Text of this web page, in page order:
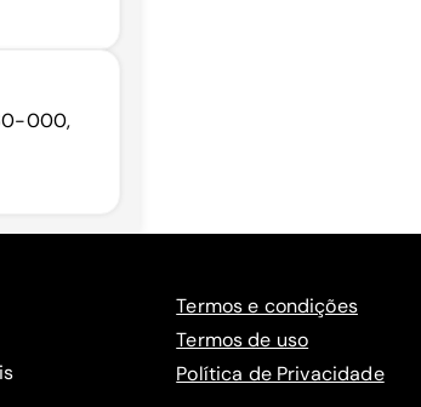
000,
Termos e condições
Termos de uso
Política de Privacidade